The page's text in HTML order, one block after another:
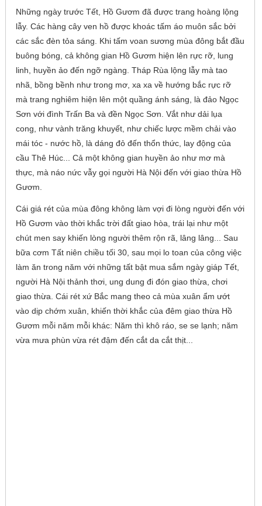
Những ngày trước Tết, Hồ Gươm đã được trang hoàng lộng
lẫy. Các hàng cây ven hồ được khoác tấm áo muôn sắc bởi
các sắc đèn tỏa sáng. Khi tấm voan sương mùa đông bắt đầu
buông bóng, cả không gian Hồ Gươm hiện lên rực rỡ, lung
linh, huyền ảo đến ngỡ ngàng. Tháp Rùa lộng lẫy mà tao
nhã, bồng bềnh như trong mơ, xa xa về hướng bắc rực rỡ
mà trang nghiêm hiện lên một quầng ánh sáng, là đảo Ngọc
Sơn với đình Trấn Ba và đền Ngọc Sơn. Vắt như dải lụa
cong, như vành trăng khuyết, như chiếc lược mềm chải vào
mái tóc - nước hồ, là dáng đỏ đến thổn thức, lay động của
cầu Thê Húc... Cả một không gian huyền ảo như mơ mà
thực, mà náo nức vẫy gọi người Hà Nội đến với giao thừa Hồ
Gươm.
Cái giá rét của mùa đông không làm vợi đi lòng người đến với
Hồ Gươm vào thời khắc trời đất giao hòa, trái lại như một
chút men say khiến lòng người thêm rộn rã, lâng lâng... Sau
bữa cơm Tất niên chiều tối 30, sau mọi lo toan của công việc
làm ăn trong năm với những tất bật mua sắm ngày giáp Tết,
người Hà Nội thảnh thơi, ung dung đi đón giao thừa, chơi
giao thừa. Cái rét xứ Bắc mang theo cả mùa xuân ẩm ướt
vào dịp chớm xuân, khiến thời khắc của đêm giao thừa Hồ
Gươm mỗi năm mỗi khác: Năm thì khô ráo, se se lạnh; năm
vừa mưa phùn vừa rét đậm đến cắt da cắt thịt...